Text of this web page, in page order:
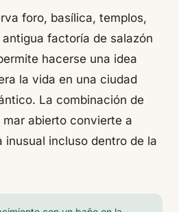
foro, basílica, templos,
factoría de salazón
hacerse una idea
la vida en una ciudad
La combinación de
abierto convierte a
inusual incluso dentro de la